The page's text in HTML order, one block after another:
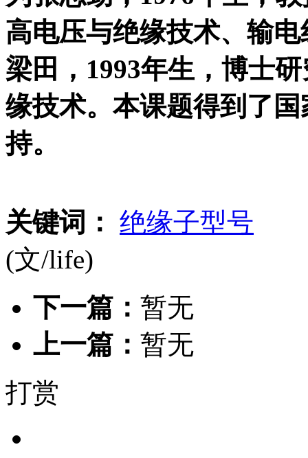
高电压与绝缘技术、输电
梁田，1993年生，博士
缘技术。本课题得到了
持。
关键词： 绝缘子型号
(文/life)
下一篇： 暂无
上一篇： 暂无
打赏